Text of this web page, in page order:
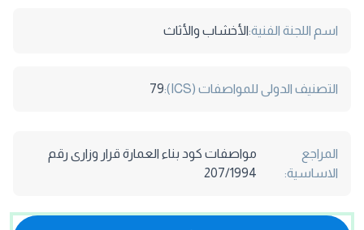
اسم اللجنة الفنية:الأخشاب والأثاث
التصنيف الدولى للمواصفات (ICS): 79
المراجع
الاساسية:
مواصفات كود بناء العمارة قرار وزارى رقم
207/1994